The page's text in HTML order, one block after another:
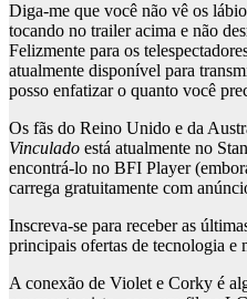
Diga-me que você não vê os
tocando no trailer acima e não
Felizmente para os
atualmente disponível para
posso enfatizar o quanto você
Os fãs do Reino Unido e da
Vinculado está atualmente no
encontrá-lo no BFI Player
carrega gratuitamente com
Inscreva-se para receber as
principais ofertas de tecnologia e
A conexão de Violet e Corky é